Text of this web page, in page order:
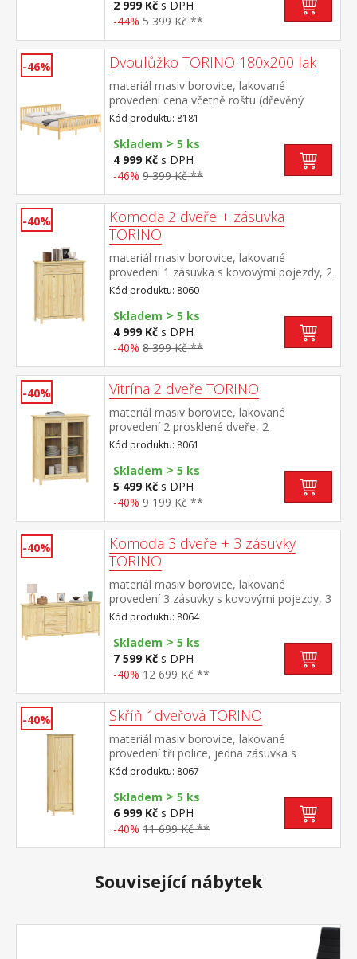
2 999 Kč s DPH
-44% 5 399 Kč **
-46% Dvoulůžko TORINO 180x200 lak
materiál masiv borovice, lakované
provedení cena včetně roštu (dřevěný
laťkový) bez matrace doporučený rozměr
matrace 180 × 200 cm nebo 2 kusy 90 ×
200 cm
Kód produktu: 8181
Skladem > 5 ks
4 999 Kč s DPH
-46% 9 399 Kč **
-40%
Komoda 2 dveře + zásuvka
TORINO
materiál masiv borovice, lakované
provedení 1 zásuvka s kovovými pojezdy, 2
plné dveře, 1 police maximální nosnosti
uvedeny v návodu k montáži
Kód produktu: 8060
Skladem > 5 ks
4 999 Kč s DPH
-40% 8 399 Kč **
-40% Vitrína 2 dveře TORINO
materiál masiv borovice, lakované
provedení 2 prosklené dveře, 2
police maximální nosnosti uvedeny v
návodu k montáži
Kód produktu: 8061
Skladem > 5 ks
5 499 Kč s DPH
-40% 9 199 Kč **
-40%
Komoda 3 dveře + 3 zásuvky
TORINO
materiál masiv borovice, lakované
provedení 3 zásuvky s kovovými pojezdy, 3
plné dveře, 2 police maximální nosnosti
uvedeny v návodu k montáži
Kód produktu: 8064
Skladem > 5 ks
7 599 Kč s DPH
-40% 12 699 Kč **
-40% Skříň 1dveřová TORINO
materiál masiv borovice, lakované
provedení tři police, jedna zásuvka s
kovovými pojezdy montáž dveří možná na
pravou i levou stranu
Kód produktu: 8067
Skladem > 5 ks
6 999 Kč s DPH
-40% 11 699 Kč **
Související nábytek